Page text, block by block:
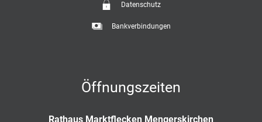
Datenschutz
Bankverbindungen
Öffnungszeiten
Rathaus Marktflecken Mengerskirchen